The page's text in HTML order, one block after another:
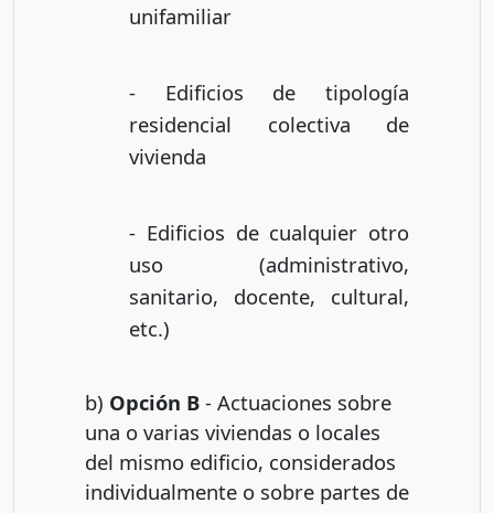
unifamiliar
- Edificios de tipología
residencial colectiva de
vivienda
- Edificios de cualquier otro
uso (administrativo,
sanitario, docente, cultural,
etc.)
b) Opción B - Actuaciones sobre
una o varias viviendas o locales
del mismo edificio, considerados
individualmente o sobre partes de